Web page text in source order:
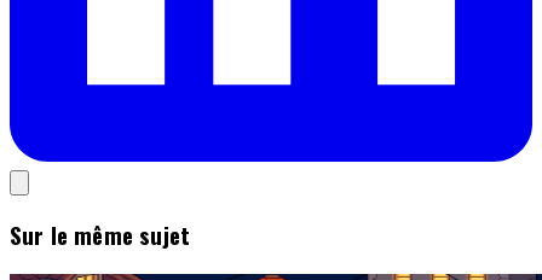
Sur le même sujet